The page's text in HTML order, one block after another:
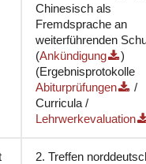
Chinesisch als
Fremdsprache an
weiterführenden
(Ankündigung
)
(Ergebnisprotokolle
Abiturprüfungen
/
Curricula /
Lehrwerkevaluation
2. Treffen